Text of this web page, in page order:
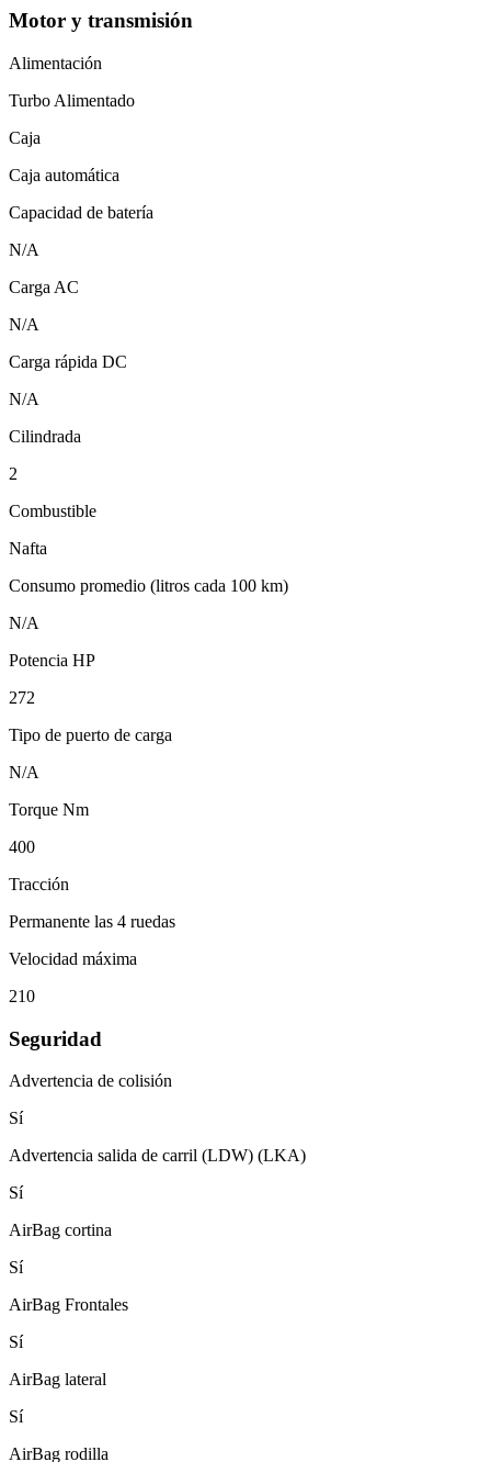
Motor y transmisión
Alimentación
Turbo Alimentado
Caja
Caja automática
Capacidad de batería
N/A
Carga AC
N/A
Carga rápida DC
N/A
Cilindrada
2
Combustible
Nafta
Consumo promedio (litros cada 100 km)
N/A
Potencia HP
272
Tipo de puerto de carga
N/A
Torque Nm
400
Tracción
Permanente las 4 ruedas
Velocidad máxima
210
Seguridad
Advertencia de colisión
Sí
Advertencia salida de carril (LDW) (LKA)
Sí
AirBag cortina
Sí
AirBag Frontales
Sí
AirBag lateral
Sí
AirBag rodilla